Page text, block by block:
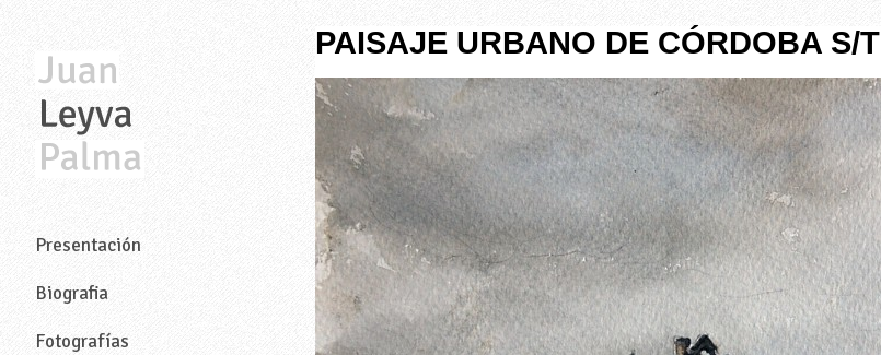
Presentación
Biografia
Fotografías
PAISAJE URBANO DE CÓRDOBA S/T